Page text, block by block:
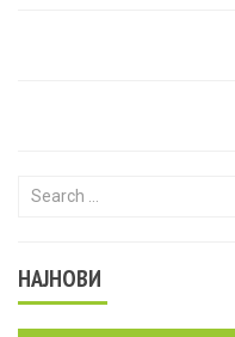
Search for:
НАЈНОВИ